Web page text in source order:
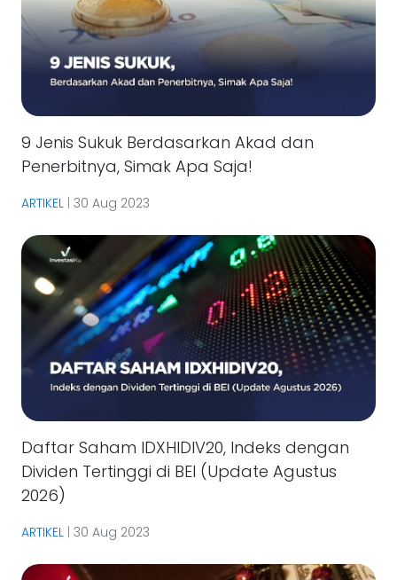
9 Jenis Sukuk Berdasarkan Akad dan
Penerbitnya, Simak Apa Saja!
ARTIKEL | 30 Aug 2023
Daftar Saham IDXHIDIV20, Indeks dengan
Dividen Tertinggi di BEI (Update Agustus
2026)
ARTIKEL 30 Aug 2023